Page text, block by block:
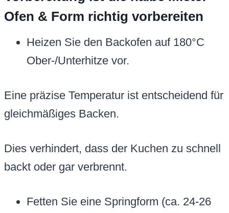
Ofen & Form richtig vorbereiten
Heizen Sie den Backofen auf 180°C
Ober-/Unterhitze vor.
Eine präzise Temperatur ist entscheidend für
gleichmäßiges Backen.
Dies verhindert, dass der Kuchen zu schnell
backt oder gar verbrennt.
Fetten Sie eine Springform (ca. 24-26